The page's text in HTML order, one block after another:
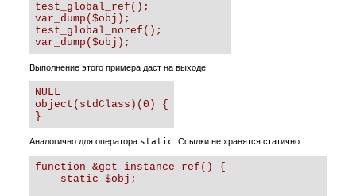
test_global_ref();
var_dump($obj);
test_global_noref();
var_dump($obj);
Выполнение этого примера даст на выходе:
NULL
object(stdClass)(0) {
}
Аналогично для оператора static . Ссылки не хранятся статично:
function &get_instance_ref() {
    static $obj;